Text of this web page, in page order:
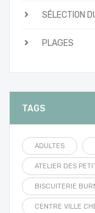
SÉLECTION
PLAGES
TAGS
ADULTES
ATELIER DES
BISCUITERIE
CENTRE VILLE